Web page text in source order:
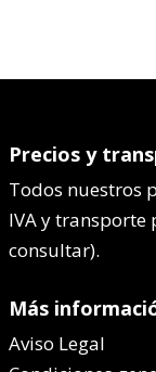
Precios y
Todos nuestros
IVA y transporte
consultar).
Más
Aviso Legal